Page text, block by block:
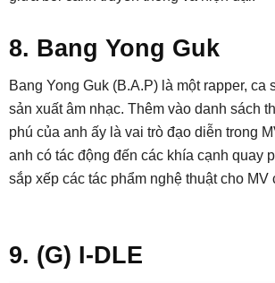
8. Bang Yong Guk
Bang Yong Guk (B.A.P) là một rapper, ca
sản xuất âm nhạc. Thêm vào danh sách
phú của anh ấy là vai trò đạo diễn trong
anh có tác động đến các khía cạnh quay
sắp xếp các tác phẩm nghệ thuật cho MV
9. (G) I-DLE